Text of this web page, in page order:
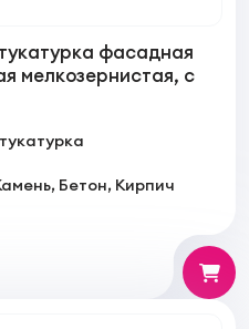
фасадная
мелкозернистая, с
Бетон, Кирпич